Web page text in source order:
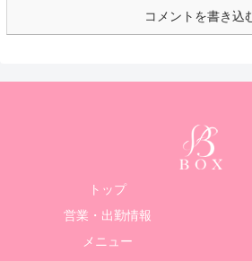
コメントを書き込
トップ
営業・出勤情報
メニュー